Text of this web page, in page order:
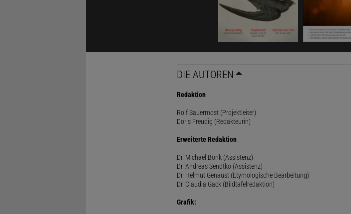
DIE AUTOREN
Redaktion
Rolf Sauermost (Projektleiter)
Doris Freudig (Redakteurin)
Erweiterte Redaktion
Dr. Michael Bonk (Assistenz)
Dr. Andreas Sendtko (Assistenz)
Dr. Helmut Genaust (Etymologische Bearbeitung)
Dr. Claudia Gack (Bildtafelredaktion)
Grafik: